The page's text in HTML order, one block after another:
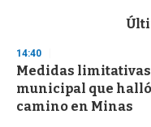
d
s
o
f
3
14:40
Medidas
municipal que
camino en Minas